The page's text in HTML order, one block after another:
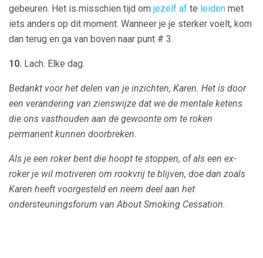
gebeuren. Het is misschien tijd om jezelf af te leiden met
iets anders op dit moment. Wanneer je je sterker voelt, kom
dan terug en ga van boven naar punt # 3.
10. Lach. Elke dag.
Bedankt voor het delen van je inzichten, Karen. Het is door
een verandering van zienswijze dat we de mentale ketens
die ons vasthouden aan de gewoonte om te roken
permanent kunnen doorbreken.
Als je een roker bent die hoopt te stoppen, of als een ex-
roker je wil motiveren om rookvrij te blijven, doe dan zoals
Karen heeft voorgesteld en neem deel aan het
ondersteuningsforum van About Smoking Cessation.